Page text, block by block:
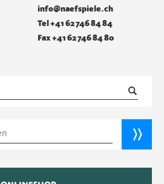
info@naefspiele.ch
Tel +41 62 746 84 84
Fax +41 62 746 84 80